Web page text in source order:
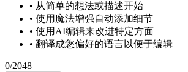
• 从简单的想法或描述开始
• 使用魔法增强自动添加细节
• 使用AI编辑来改进特定方面
• 翻译成您偏好的语言以便于编辑
0/2048